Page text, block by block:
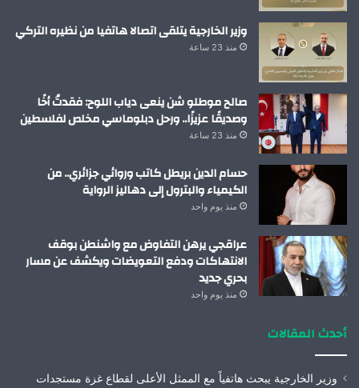
وزير الخارجية يتلقى اتصالا هاتفيا من نظيره التركي
منذ 23 ساعة
صالح موطلو شن ينعى دياب اللوح: فقدتُ أخًا
وصديقًا عزيزًا.. ورحل دبلوماسي مخلص لفلسطين
منذ 23 ساعة
حسام الدين بريطل كاتب وروائي جزائري.. من
الكيمياء والبترول إلى دهاليز الرواية
منذ يوم واحد
عراقجي يرهن التفاوض مع واشنطن بوقف
الانتهاكات ودفع التعويضات ويكشف عن مسار
بحري جديد
منذ يوم واحد
أحدث المقالات
وزير الخارجية يبحث هاتفياً مع الممثل الأعلى لقطاع غزة مستجدات